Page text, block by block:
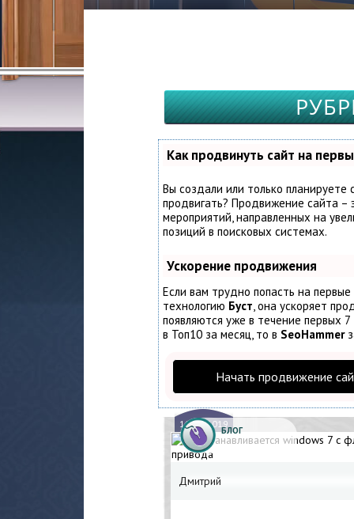
Как продвинуть сайт на
Вы создали или только планируете
продвигать? Продвижение сайта –
мероприятий, направленных на
позиций в поисковых системах.
Ускорение продвижения
Если вам трудно попасть на
технологию Буст, она ускоряет
появляются уже в течение первых
в Топ10 за месяц, то в SeoHammer
Начать продвижение
10.04.2019
БЛОГ
Дмитрий